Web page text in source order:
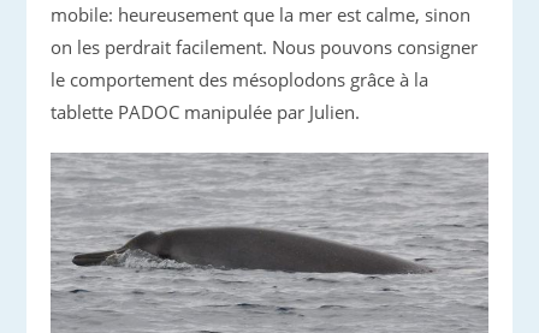
mobile: heureusement que la mer est calme, sinon
on les perdrait facilement. Nous pouvons consigner
le comportement des mésoplodons grâce à la
tablette PADOC manipulée par Julien.